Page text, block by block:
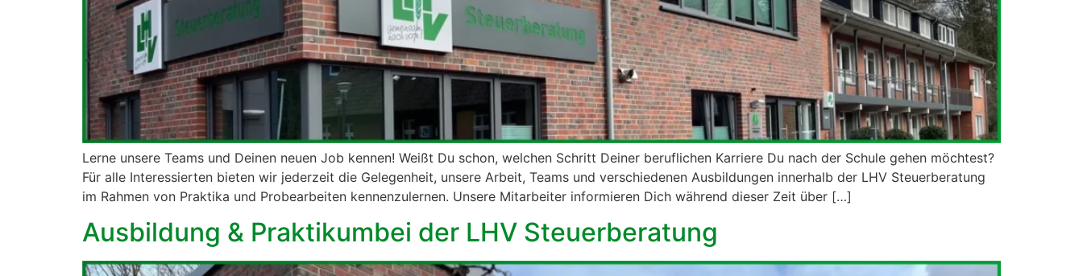
Lerne unsere Teams und Deinen neuen Job kennen! Weißt Du schon, welchen Schritt Deiner beruflichen Karriere Du nach der Schule gehen möchtest?
Für alle Interessierten bieten wir jederzeit die Gelegenheit, unsere Arbeit, Teams und verschiedenen Ausbildungen innerhalb der LHV Steuerberatung
im Rahmen von Praktika und Probearbeiten kennenzulernen. Unsere Mitarbeiter informieren Dich während dieser Zeit über […]
Ausbildung & Praktikumbei der LHV Steuerberatung